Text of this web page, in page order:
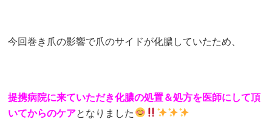
今回巻き爪の影響で爪のサイドが化膿していたため、
提携病院に来ていただき化膿の処置＆処方を医師にして頂
いてからのケアとなりました